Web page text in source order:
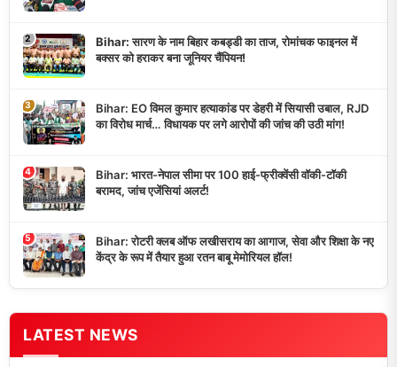
2
Bihar: सारण के नाम बिहार कबड्डी का ताज, रोमांचक फाइनल में
बक्सर को हराकर बना जूनियर चैंपियन!
3
Bihar: EO विमल कुमार हत्याकांड पर डेहरी में सियासी उबाल, RJD
का विरोध मार्च… विधायक पर लगे आरोपों की जांच की उठी मांग!
4
Bihar: भारत-नेपाल सीमा पर 100 हाई-फ्रीक्वेंसी वॉकी-टॉकी
बरामद, जांच एजेंसियां अलर्ट!
5
Bihar: रोटरी क्लब ऑफ लखीसराय का आगाज, सेवा और शिक्षा के नए
केंद्र के रूप में तैयार हुआ रतन बाबू मेमोरियल हॉल!
LATEST NEWS